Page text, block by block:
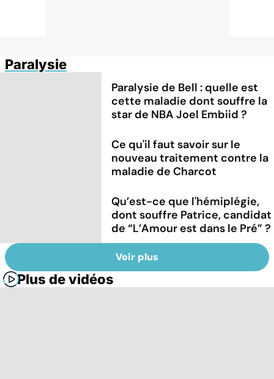
Paralysie
Paralysie de Bell : quelle est
cette maladie dont souffre la
star de NBA Joel Embiid ?
Ce qu'il faut savoir sur le
nouveau traitement contre la
maladie de Charcot
Qu’est-ce que l'hémiplégie,
dont souffre Patrice, candidat
de “L’Amour est dans le Pré” ?
Voir plus
Plus de vidéos